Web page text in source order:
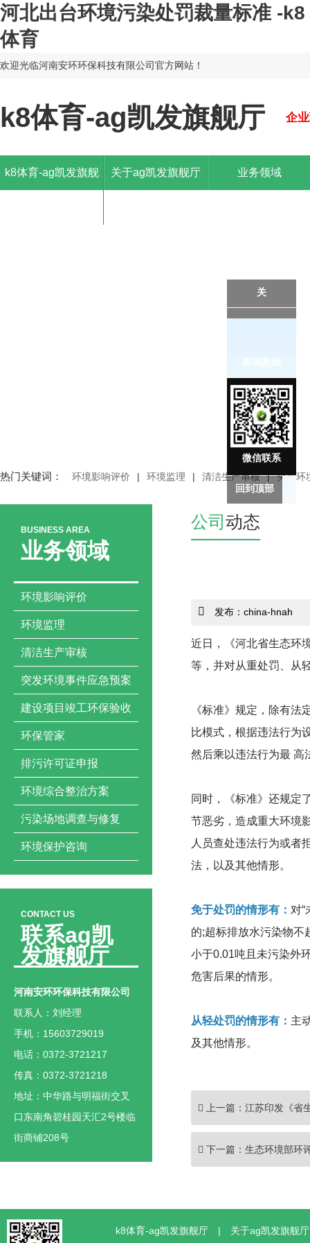
河北出台环境污染处罚裁量标准 -k8
体育
欢迎光临河南安环环保科技有限公司官方网站！
k8体育-ag凯发旗舰厅 企
k8体育-ag凯发旗舰 关于ag凯发旗舰厅 业务领域
热门关键词： 环境影响评价 | 环境监理 | 清洁生产审核 | 突发环
BUSINESS AREA
业务领域
环境影响评价
环境监理
清洁生产审核
突发环境事件应急预案
建设项目竣工环保验收
环保管家
排污许可证申报
环境综合整治方案
污染场地调查与修复
环境保护咨询
CONTACT US
联系ag凯
发旗舰厅
河南安环环保科技有限公司
联系人：刘经理
手机：15603729019
电话：0372-3721217
传真：0372-3721218
地址：中华路与明福街交叉
口东南角碧桂园天汇2号楼临
街商铺208号
公司 动态
发布：china-hnah
近日，《河北省生态环
等，并对从重处罚、从
《标准》规定，除有
比模式，根据违法行为
然后乘以违法行为最 高
同时，《标准》还规定
节恶劣，造成重大环境
人员查处违法行为或者
法，以及其他情形。
免于处罚的情形有： 对
的;超标排放水污染物不
小于0.01吨且未污染外
危害后果的情形。
从轻处罚的情形有： 主
及其他情形。
上一篇： 江苏印发《省
下一篇： 生态环境部环
k8体育-ag凯发旗舰厅 | 关于ag凯发旗舰厅
关
微信联系
回到顶部